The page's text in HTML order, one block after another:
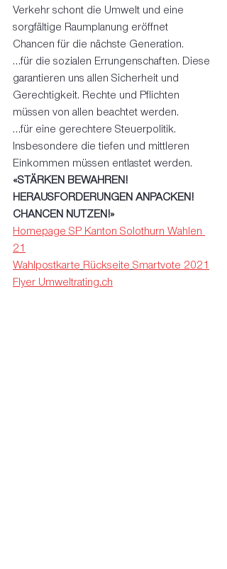
Verkehr schont die Umwelt und eine
sorgfältige Raumplanung eröffnet
Chancen für die nächste Generation.
…für die sozialen Errungenschaften. Diese
garantieren uns allen Sicherheit und
Gerechtigkeit. Rechte und Pflichten
müssen von allen beachtet werden.
…für eine gerechtere Steuerpolitik.
Insbesondere die tiefen und mittleren
Einkommen müssen entlastet werden.
«STÄRKEN BEWAHREN!
HERAUSFORDERUNGEN ANPACKEN!
CHANCEN NUTZEN!»
Homepage SP Kanton Solothurn Wahlen
21
Wahlpostkarte Rückseite Smartvote 2021
Flyer Umweltrating.ch